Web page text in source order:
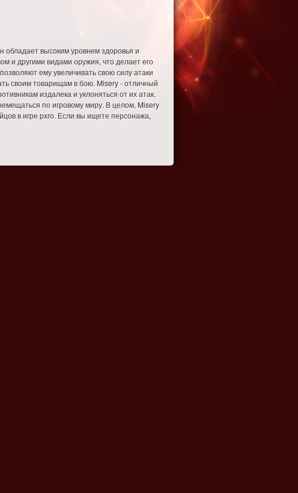
обладает высоким уровнем здоровья и
и другими видами оружия, что делает его
ему увеличивать свою силу атаки
своим товарищам в бою. Misery - отличный
издалека и уклоняться от их атак.
по игровому миру. В целом, Misery
в игре pxro. Если вы ищете персонажа,